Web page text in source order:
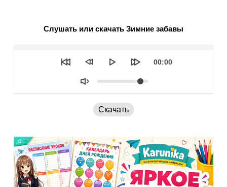
Слушать или скачать Зимние забавы
Текущее
00:00
Объем
Скачать